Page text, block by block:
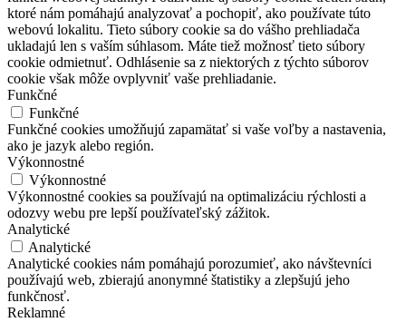
ktoré nám pomáhajú analyzovať a pochopiť, ako používate túto
webovú lokalitu. Tieto súbory cookie sa do vášho prehliadača
ukladajú len s vaším súhlasom. Máte tiež možnosť tieto súbory
cookie odmietnuť. Odhlásenie sa z niektorých z týchto súborov
cookie však môže ovplyvniť vaše prehliadanie.
Funkčné
Funkčné
Funkčné cookies umožňujú zapamätať si vaše voľby a nastavenia,
ako je jazyk alebo región.
Výkonnostné
Výkonnostné
Výkonnostné cookies sa používajú na optimalizáciu rýchlosti a
odozvy webu pre lepší používateľský zážitok.
Analytické
Analytické
Analytické cookies nám pomáhajú porozumieť, ako návštevníci
používajú web, zbierajú anonymné štatistiky a zlepšujú jeho
funkčnosť.
Reklamné